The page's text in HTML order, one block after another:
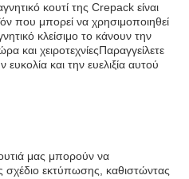
κουτί της Crepack είναι
που μπορεί να χρησιμοποιηθεί
κλείσιμο το κάνουν την
και χειροτεχνίεςΠαραγγείλετε
και την ευελιξία αυτού
μας μπορούν να
εκτύπωσης, καθιστώντας